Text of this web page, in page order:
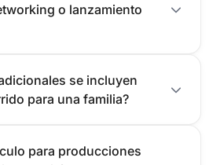
o lanzamiento
se incluyen
para una familia?
para producciones